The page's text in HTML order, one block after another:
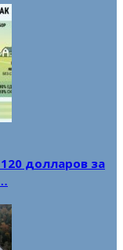
долларов за